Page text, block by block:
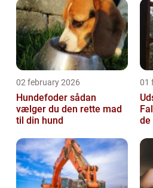
02 february 2026
Hundefoder sådan
vælger du den rette mad
til din hund
01
de